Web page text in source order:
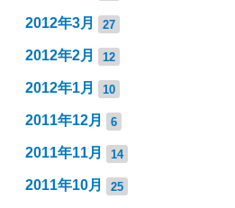
2012年3月 27
2012年2月 12
2012年1月 10
2011年12月 6
2011年11月 14
2011年10月 25